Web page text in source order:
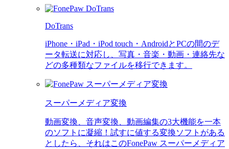
DoTrans
iPhone・iPad・iPod touch・AndroidとPCの間のデ
ータ転送に対応し、写真・音楽・動画・連絡先な
どの多種類なファイルを移行できます。
スーパーメディア変換
動画変換、音声変換、動画編集の3大機能を一本
のソフトに凝縮！試すに値する変換ソフトがある
としたら、それはこのFonePaw スーパーメディア